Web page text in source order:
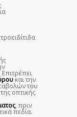
Επιτρέπει
και την
του
οπτικής
, πριν
πεδία.